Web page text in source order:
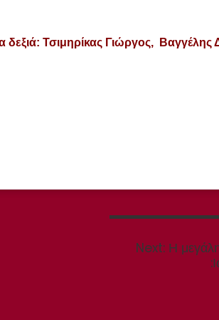
δεξιά: Τσιμηρίκας Γιώργος, Βαγγέλης
Next: Next
Η